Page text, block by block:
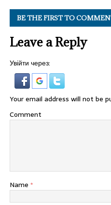
BE THE FIRST TO
Leave a Reply
Увійти через:
Your email address will not be
Comment
Name *